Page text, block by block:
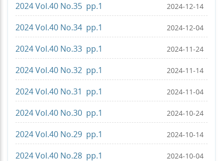
2024 Vol.40 No.35 pp.1 2024-12-14
2024 Vol.40 No.34 pp.1 2024-12-04
2024 Vol.40 No.33 pp.1 2024-11-24
2024 Vol.40 No.32 pp.1 2024-11-14
2024 Vol.40 No.31 pp.1 2024-11-04
2024 Vol.40 No.30 pp.1 2024-10-24
2024 Vol.40 No.29 pp.1 2024-10-14
2024 Vol.40 No.28 pp.1 2024-10-04